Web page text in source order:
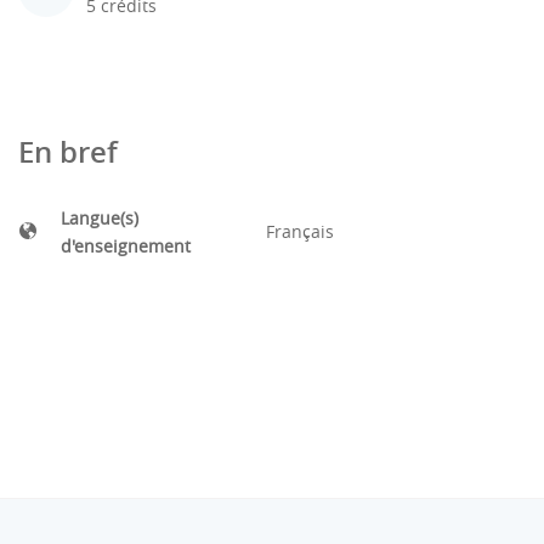
5 crédits
En bref
Langue(s)
d'enseignement
Français